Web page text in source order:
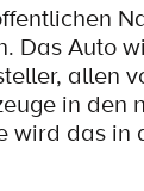
Das Auto
allen
in den
wird das in